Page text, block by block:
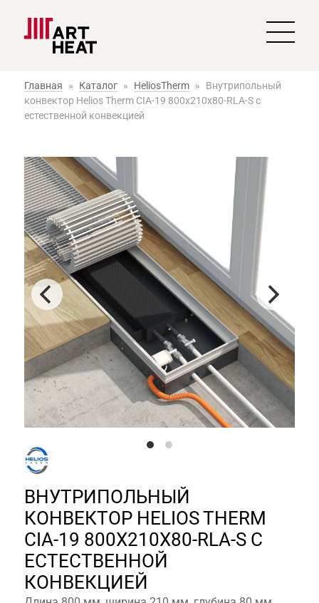
Главная » Каталог » HeliosTherm »
Внутрипольный
конвектор Helios Therm CIA-19 800x210x80-RLA-S с
естественной конвекцией
ВНУТРИПОЛЬНЫЙ
КОНВЕКТОР HELIOS THERM
CIA-19 800X210X80-RLA-S С
ЕСТЕСТВЕННОЙ
КОНВЕКЦИЕЙ